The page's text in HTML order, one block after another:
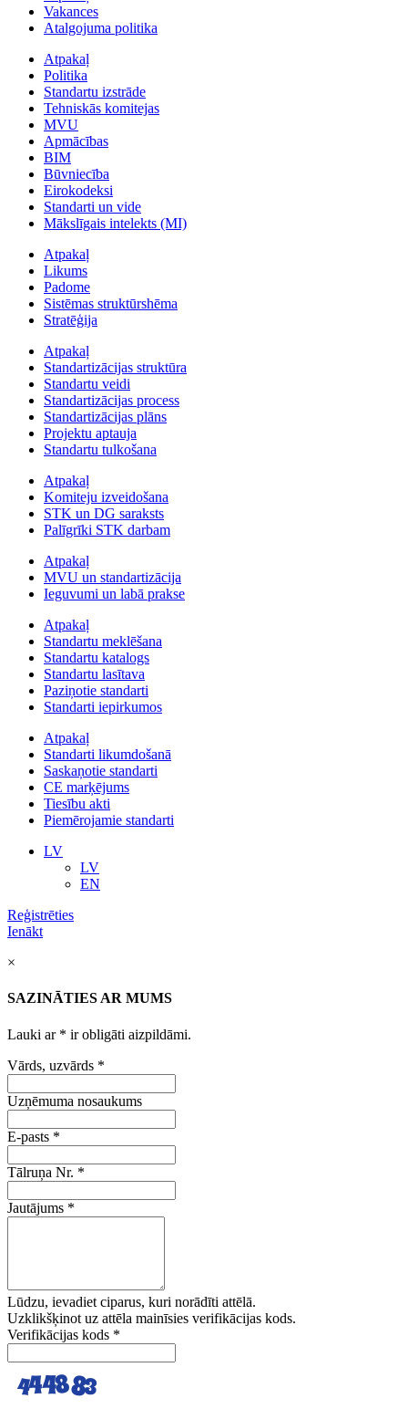
Vakances
Atalgojuma politika
Atpakaļ
Politika
Standartu izstrāde
Tehniskās komitejas
MVU
Apmācības
BIM
Būvniecība
Eirokodeksi
Standarti un vide
Mākslīgais intelekts (MI)
Atpakaļ
Likums
Padome
Sistēmas struktūrshēma
Stratēģija
Atpakaļ
Standartizācijas struktūra
Standartu veidi
Standartizācijas process
Standartizācijas plāns
Projektu aptauja
Standartu tulkošana
Atpakaļ
Komiteju izveidošana
STK un DG saraksts
Palīgrīki STK darbam
Atpakaļ
MVU un standartizācija
Ieguvumi un labā prakse
Atpakaļ
Standartu meklēšana
Standartu katalogs
Standartu lasītava
Paziņotie standarti
Standarti iepirkumos
Atpakaļ
Standarti likumdošanā
Saskaņotie standarti
CE marķējums
Tiesību akti
Piemērojamie standarti
LV
LV
EN
Reģistrēties
Ienākt
×
SAZINĀTIES AR MUMS
Lauki ar * ir obligāti aizpildāmi.
Vārds, uzvārds *
Uzņēmuma nosaukums
E-pasts *
Tālruņa Nr. *
Jautājums *
Lūdzu, ievadiet ciparus, kuri norādīti attēlā.
Uzklikšķinot uz attēla mainīsies verifikācijas kods.
Verifikācijas kods *